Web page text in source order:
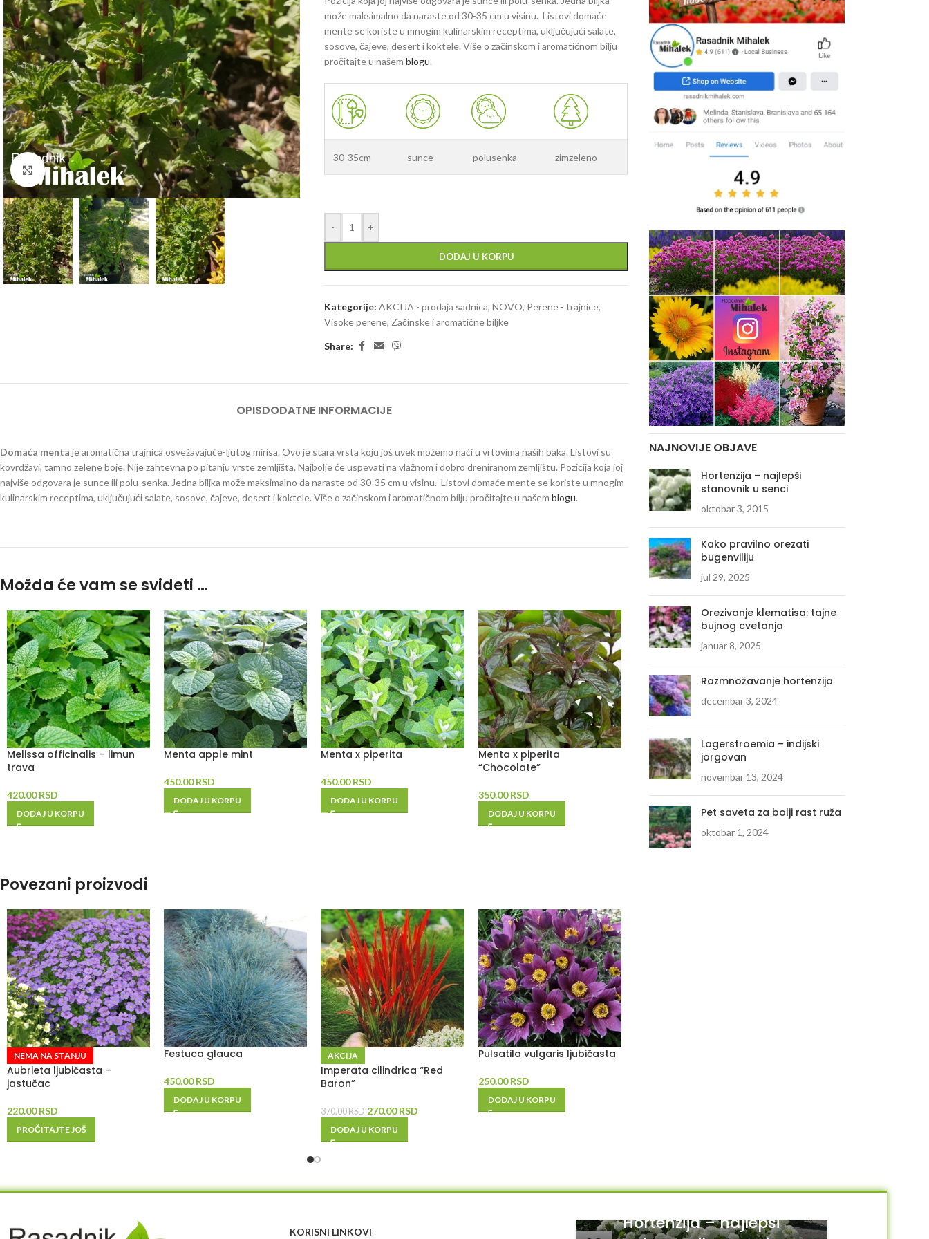
Klknite da uvećate
može maksimalno da naraste od 30-35 cm u visinu. Listovi domaće
mente se koriste u mnogim kulinarskim receptima, uključujući salate,
sosove, čajeve, desert i koktele. Više o začinskom i aromatičnom bilju
pročitajte u našemblogu.
30-35cm sunce polusenka zimzeleno
- +
DODAJ U KORPU
Kategorije: AKCIJA - prodaja sadnica, NOVO, Perene - trajnice,
Visoke perene, Začinske i aromatične biljke
Share:
OPISDODATNE INFORMACIJE
Domaća menta je aromatična trajnica osvežavajuće-ljutog mirisa. Ovo je stara vrsta koju još uvek možemo naći u vrtovima naših baka. Listovi su
kovrdžavi, tamno zelene boje. Nije zahtevna po pitanju vrste zemljišta. Najbolje će uspevati na vlažnom i dobro dreniranom zemljištu. Pozicija koja joj
najviše odgovara je sunce ili polu-senka. Jedna biljka može maksimalno da naraste od 30-35 cm u visinu. Listovi domaće mente se koriste u mnogim
kulinarskim receptima, uključujući salate, sosove, čajeve, desert i koktele. Više o začinskom i aromatičnom bilju pročitajte u našem blogu.
Možda će vam se svideti …
Melissa officinalis – limun
trava
420.00RSD
DODAJ U KORPU
Menta apple mint
450.00RSD
DODAJ U KORPU
Menta x piperita
450.00RSD
DODAJ U KORPU
Menta x piperita
“Chocolate”
350.00RSD
DODAJ U KORPU
Povezani proizvodi
NEMA NA STANJU
Aubrieta ljubičasta –
jastučac
220.00RSD
PROČITAJTE JOŠ
Festuca glauca
450.00RSD
DODAJ U KORPU
AKCIJA
Imperata cilindrica “Red
Baron”
370.00RSD 270.00RSD
DODAJ U KORPU
Pulsatila vulgaris ljubičasta
250.00RSD
DODAJ U KORPU
NAJNOVIJE OBJAVE
Hortenzija – najlepši
stanovnik u senci
oktobar 3, 2015
Kako pravilno orezati
bugenviliju
jul 29, 2025
Orezivanje klematisa: tajne
bujnog cvetanja
januar 8, 2025
Razmnožavanje hortenzija
decembar 3, 2024
Lagerstroemia – indijski
jorgovan
novembar 13, 2024
Pet saveta za bolji rast ruža
oktobar 1, 2024
KORISNI LINKOVI
Hortenzija – najlepši